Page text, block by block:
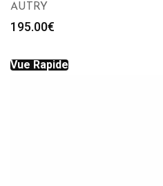
AUTRY
195.00€
Vue Rapide